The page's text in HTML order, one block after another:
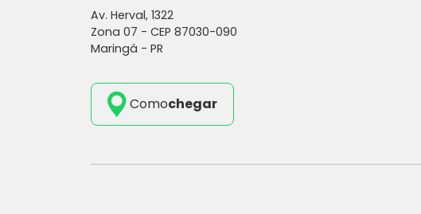
Av. Herval, 1322
Zona 07 - CEP 87030-090
Maringá - PR
Comochegar